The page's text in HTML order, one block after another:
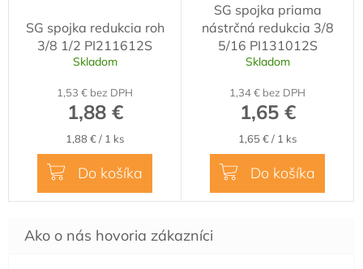
SG spojka redukcia roh
3/8 1/2 PI211612S
Skladom
1,53 € bez DPH
1,88 €
Jednotková
cena:
1,88 € / 1 ks
Do košíka
SG spojka priama
nástrčná redukcia 3/8
5/16 PI131012S
Skladom
1,34 € bez DPH
1,65 €
Jednotková
cena:
1,65 € / 1 ks
Do košíka